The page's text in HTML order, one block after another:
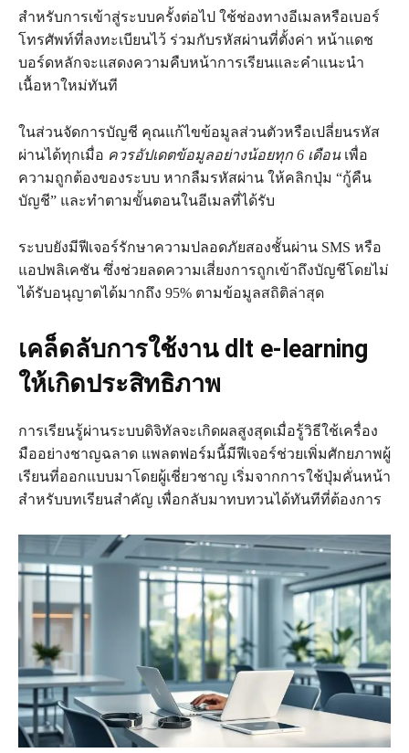
สำหรับการเข้าสู่ระบบครั้งต่อไป ใช้ช่องทางอีเมลหรือเบอร์
โทรศัพท์ที่ลงทะเบียนไว้ ร่วมกับรหัสผ่านที่ตั้งค่า หน้าแดช
บอร์ดหลักจะแสดงความคืบหน้าการเรียนและคำแนะนำ
เนื้อหาใหม่ทันที
ในส่วนจัดการบัญชี คุณแก้ไขข้อมูลส่วนตัวหรือเปลี่ยนรหัส
ผ่านได้ทุกเมื่อ ควรอัปเดตข้อมูลอย่างน้อยทุก 6 เดือน เพื่อ
ความถูกต้องของระบบ หากลืมรหัสผ่าน ให้คลิกปุ่ม “กู้คืน
บัญชี” และทำตามขั้นตอนในอีเมลที่ได้รับ
ระบบยังมีฟีเจอร์รักษาความปลอดภัยสองชั้นผ่าน SMS หรือ
แอปพลิเคชัน ซึ่งช่วยลดความเสี่ยงการถูกเข้าถึงบัญชีโดยไม่
ได้รับอนุญาตได้มากถึง 95% ตามข้อมูลสถิติล่าสุด
เคล็ดลับการใช้งาน dlt e-learning
ให้เกิดประสิทธิภาพ
การเรียนรู้ผ่านระบบดิจิทัลจะเกิดผลสูงสุดเมื่อรู้วิธีใช้เครื่อง
มืออย่างชาญฉลาด แพลตฟอร์มนี้มีฟีเจอร์ช่วยเพิ่มศักยภาพผู้
เรียนที่ออกแบบมาโดยผู้เชี่ยวชาญ เริ่มจากการใช้ปุ่มคั่นหน้า
สำหรับบทเรียนสำคัญ เพื่อกลับมาทบทวนได้ทันทีที่ต้องการ